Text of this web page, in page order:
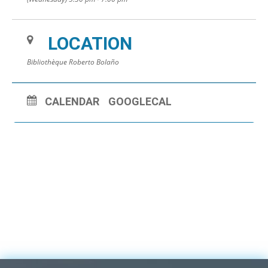
LOCATION
Bibliothèque Roberto Bolaño
CALENDAR GOOGLECAL